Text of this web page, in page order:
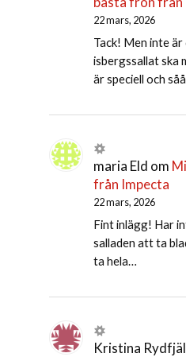
22 mars, 2026
Tack! Men inte
isbergssallat ska
är speciell och
maria Eld om
från Impecta
22 mars, 2026
Fint inlägg! Har
salladen att ta
ta hela…
Kristina